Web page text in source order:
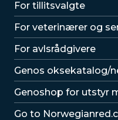
For tillitsvalgte
For veterinærer og
For avlsrådgivere
Lenker
Genos oksekatalog/
Genoshop for utstyr
Go to